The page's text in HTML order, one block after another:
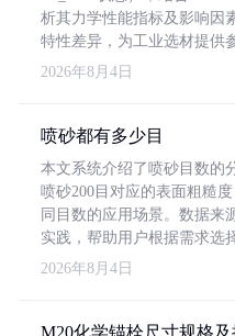
析其力学性能指标及影响因
特性差异，为工业选材提供
2026年8月4日
喷砂都有多少目
本文系统介绍了喷砂目数的
喷砂200目对应的表面粗糙
同目数的应用场景。数据来
实践，帮助用户根据需求选
2026年8月4日
M20化学锚栓尺寸规格